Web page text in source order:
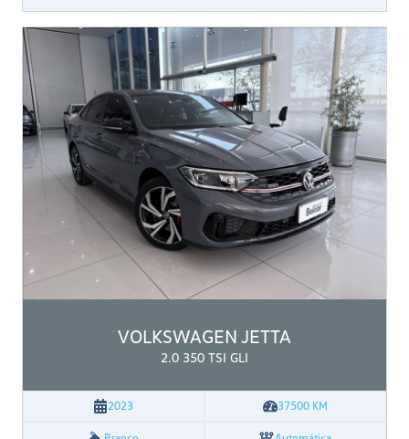
VOLKSWAGEN JETTA
2.0 350 TSI GLI
2023 37500KM